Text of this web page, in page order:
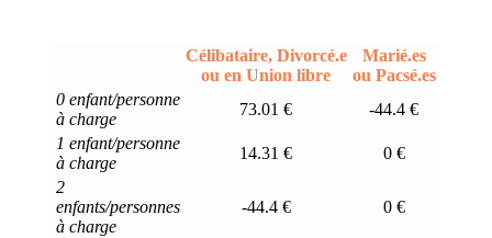
Célibataire, Divorcé.e
ou en Union libre
Marié.es
ou Pacsé.es
0 enfant/personne
à charge
73.01 €
-44.4 €
1 enfant/personne
à charge
14.31 €
0 €
2
enfants/personnes
à charge
-44.4 € 0 €